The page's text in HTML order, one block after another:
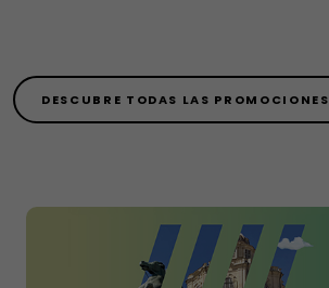
DESCUBRE TODAS LAS PROMOCIONES